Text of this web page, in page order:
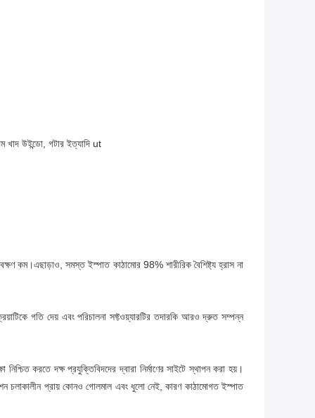
খাদ উইন্ডো, গটার ইত্যাদি ut
কম।এছাড়াও, সমস্ত ইস্পাত কাঠামোর 98% শারীরিক বৈশিষ্ট্য হ্রাস না
গতি দেয় এবং পরিচালনা সফ্টওয়্যারটির তদারকি আরও দ্রুত সম্পন্ন
করতে দক্ষ প্রযুক্তিবিদদের দ্বারা নির্মাণের সাইটে স্থাপন করা হয়।
চলাকালীন প্রায় কোনও গোলমাল এবং ধুলো নেই, কারণ কাঠামোগত ইস্পাত